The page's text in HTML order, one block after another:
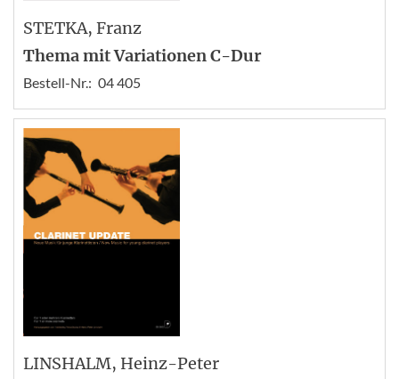
STETKA, Franz
Thema mit Variationen C-Dur
Bestell-Nr.: 04 405
LINSHALM, Heinz-Peter